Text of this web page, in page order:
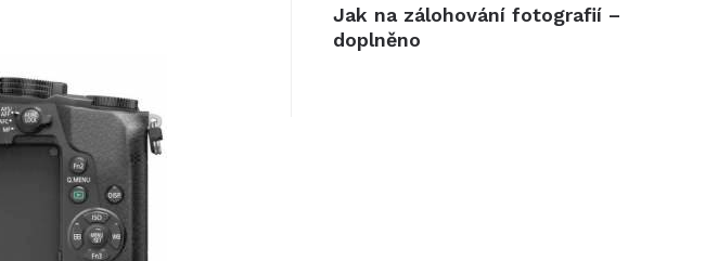
Jak na zálohování fotografií –
doplněno